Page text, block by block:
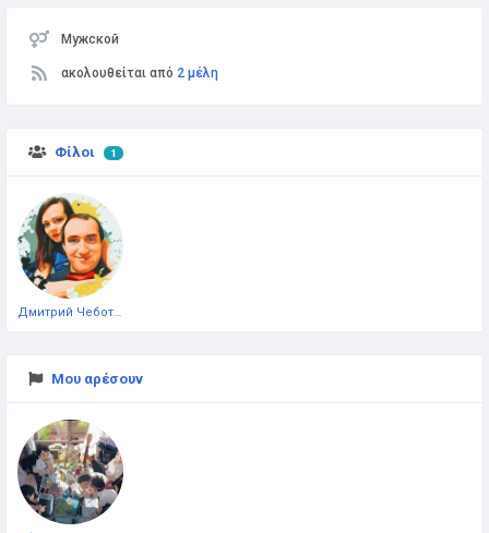
Мужской
ακολουθείται από 2 μέλη
Φίλοι 1
Μου αρέσουν